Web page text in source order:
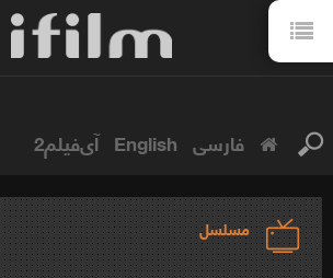
فارسی English آی‌فیلم2
مسلسل